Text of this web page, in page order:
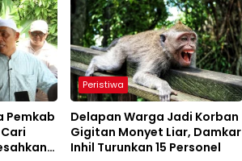
Pemkab
Peristiwa
Delapan Warga Jadi Korban
Gigitan Monyet Liar, Damkar
Inhil Turunkan 15 Personel